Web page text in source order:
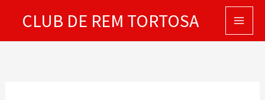
contingut
CLUB DE REM TORTOSA